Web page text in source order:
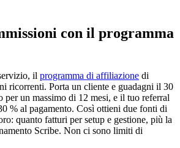
con il programma
il programma di affiliazione di
ricorrenti. Porta un cliente e guadagni il 30
per un massimo di 12 mesi, e il tuo referral
% al pagamento. Così ottieni due fonti di
quanto fatturi per setup e gestione, più la
Scribe. Non ci sono limiti di